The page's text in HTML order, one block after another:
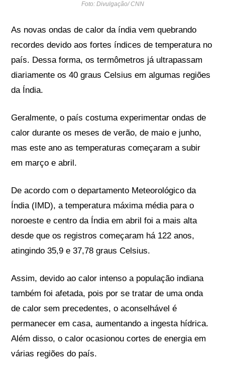
Foto: Divulgação/ CNN
As novas ondas de calor da índia vem quebrando
recordes devido aos fortes índices de temperatura no
país. Dessa forma, os termômetros já ultrapassam
diariamente os 40 graus Celsius em algumas regiões
da Índia.
Geralmente, o país costuma experimentar ondas de
calor durante os meses de verão, de maio e junho,
mas este ano as temperaturas começaram a subir
em março e abril.
De acordo com o departamento Meteorológico da
Índia (IMD), a temperatura máxima média para o
noroeste e centro da Índia em abril foi a mais alta
desde que os registros começaram há 122 anos,
atingindo 35,9 e 37,78 graus Celsius.
Assim, devido ao calor intenso a população indiana
também foi afetada, pois por se tratar de uma onda
de calor sem precedentes, o aconselhável é
permanecer em casa, aumentando a ingesta hídrica.
Além disso, o calor ocasionou cortes de energia em
várias regiões do país.